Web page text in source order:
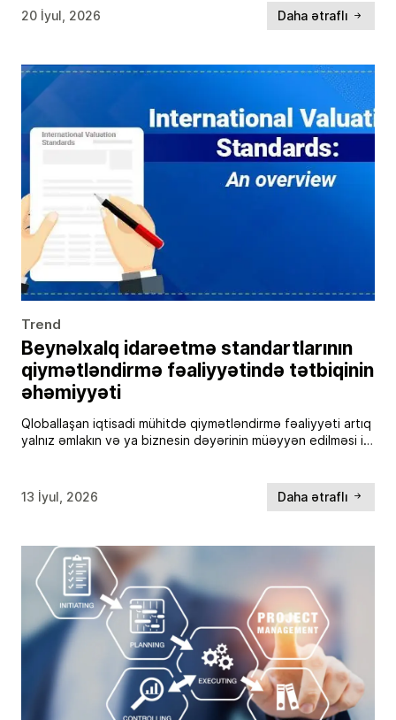
Qiymətləndiricilər Cəmiyyəti” İctimai Birliyinin […]
20 İyul, 2026 Daha ətraflı
Trend
Beynəlxalq idarəetmə standartlarının
qiymətləndirmə fəaliyyətində tətbiqinin
əhəmiyyəti
Qloballaşan iqtisadi mühitdə qiymətləndirmə fəaliyyəti artıq
yalnız əmlakın və ya biznesin dəyərinin müəyyən edilməsi ilə
əsas meyarlardan birinə çevrilib. […]
13 İyul, 2026 Daha ətraflı